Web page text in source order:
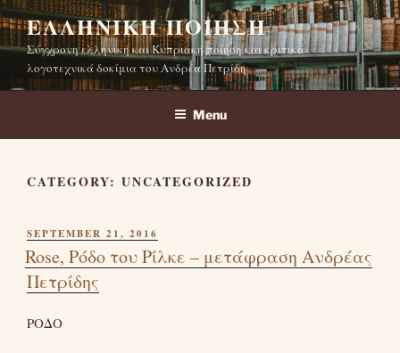
Skip
to
content
ΕΛΛΗΝΙΚΉ ΠΟΊΗΣΗ
Σύγχρονη ελληνική και Κυπριακή ποίηση και κριτικά
λογοτεχνικά δοκίμια του Ανδρέα Πετρίδη
Menu
CATEGORY: UNCATEGORIZED
POSTED
ON
SEPTEMBER 21, 2016
Rose, Ρόδο του Ρίλκε – μετάφραση Ανδρέας
Πετρίδης
ΡΟΔΟ